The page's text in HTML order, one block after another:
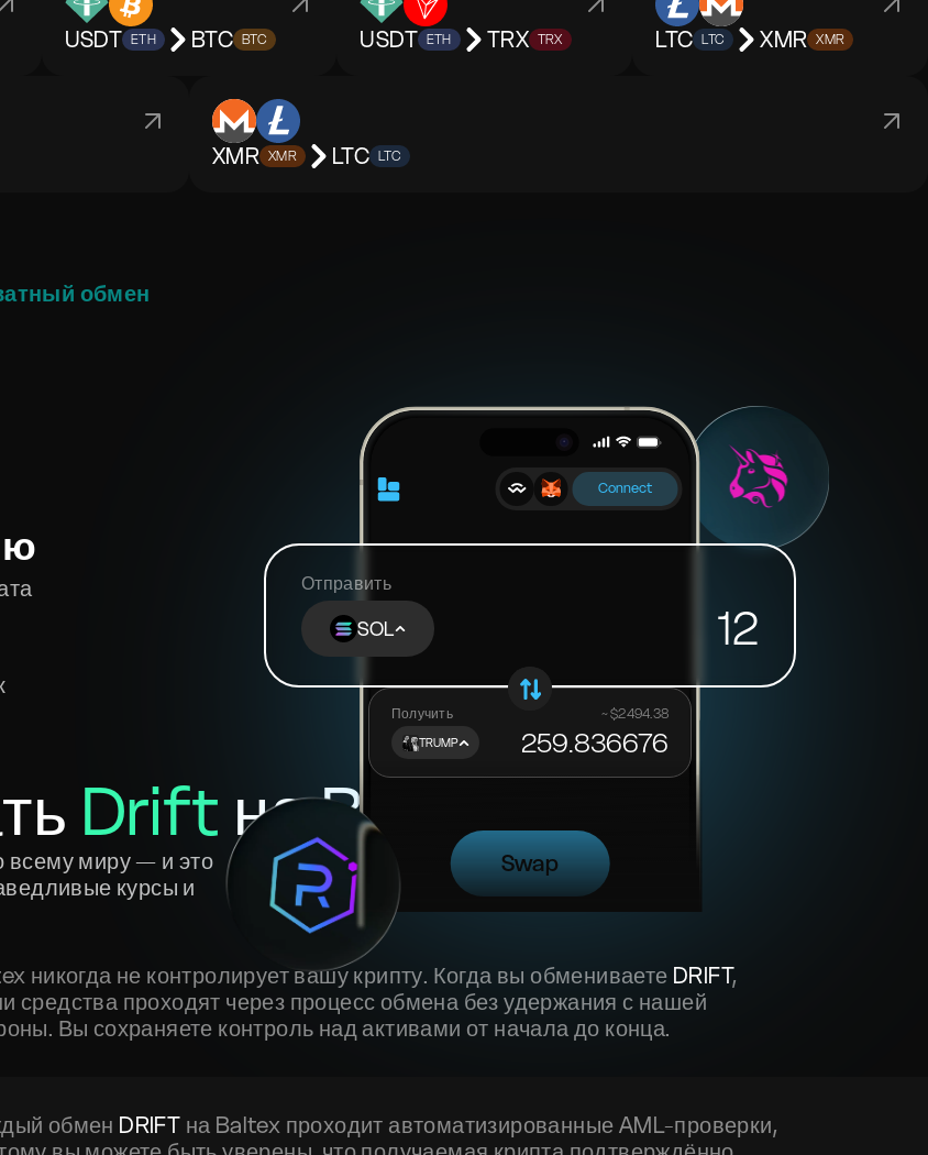
USDT ETH BTC BTC USDT ETH TRX TRX LTC LTC XMR XMR
XMR XMR LTC LTC
обмен
Connect
Отправить
SOL 12
Получить ~ $2494.38
TRUMP 259.836676
Swap
Drift на Baltex?
всему миру — и это
курсы и
никогда не контролирует вашу крипту. Когда вы обмениваете DRIFT,
средства проходят через процесс обмена без удержания с нашей
Вы сохраняете контроль над активами от начала до конца.
обмен DRIFT на Baltex проходит автоматизированные AML-проверки,